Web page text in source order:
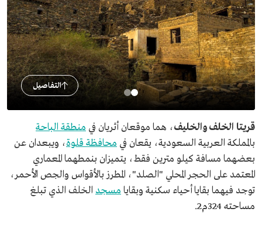
التفاصيل
قريتا الخلف والخليف، هما موقعان أثريان في منطقة الباحة
بالمملكة العربية السعودية، يقعان في محافظة قلوة، ويبعدان عن
بعضهما مسافة كيلو مترين فقط، يتميزان بنمطهما المعماري
المعتمد على الحجر المحلي "الصلد"، المطرز بالأقواس والجص الأحمر،
توجد فيهما بقايا أحياء سكنية وبقايا مسجد الخلف الذي تبلغ
مساحته 324م2.